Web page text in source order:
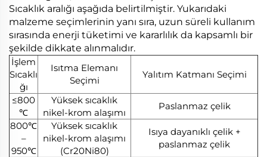
Sıcaklık aralığı aşağıda belirtilmiştir. Yukarıdaki
malzeme seçimlerinin yanı sıra, uzun süreli kullanım
sırasında enerji tüketimi ve kararlılık da kapsamlı bir
şekilde dikkate alınmalıdır.
İşlem
Sıcaklı
ğı
Isıtma Elemanı
Seçimi
Yalıtım Katmanı Seçimi
≤800
℃
Yüksek sıcaklık
nikel-krom alaşımı
Paslanmaz çelik
800℃
–
950℃
Yüksek sıcaklık
nikel-krom alaşımı
(Cr20Ni80)
Isıya dayanıklı çelik +
paslanmaz çelik